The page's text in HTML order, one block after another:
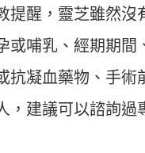
提醒，靈芝雖然沒
或哺乳、經期期間
抗凝血藥物、手術
，建議可以諮詢過